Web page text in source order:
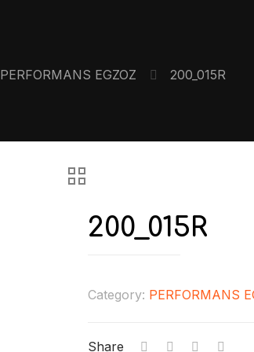
PERFORMANS EGZOZ 200_015R
200_015R
Category: PERFORMANS
Share